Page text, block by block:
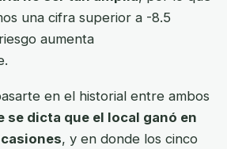
una cifra superior a -8.5
aumenta
en el historial entre ambos
se dicta que el local ganó en
, y en donde los cinco